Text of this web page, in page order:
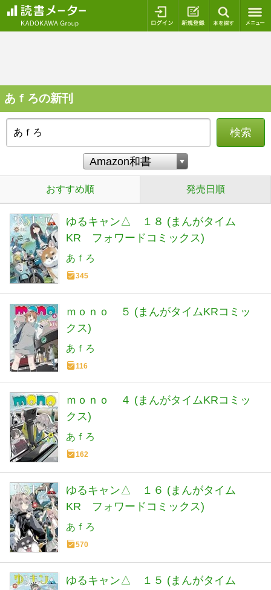
ログイン 新規登録
あｆろの新刊
検索
おすすめ順 発売日順
ゆるキャン△ １８ (まんがタイム
KR フォワードコミックス)
あｆろ
345
ｍｏｎｏ ５ (まんがタイムKRコミッ
クス)
あｆろ
116
ｍｏｎｏ ４ (まんがタイムKRコミッ
クス)
あｆろ
162
ゆるキャン△ １６ (まんがタイム
KR フォワードコミックス)
あｆろ
570
ゆるキャン△ １５ (まんがタイム